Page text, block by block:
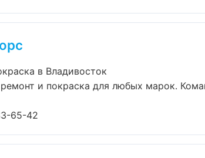
в Владивосток
и покраска для любых марок.
65-42